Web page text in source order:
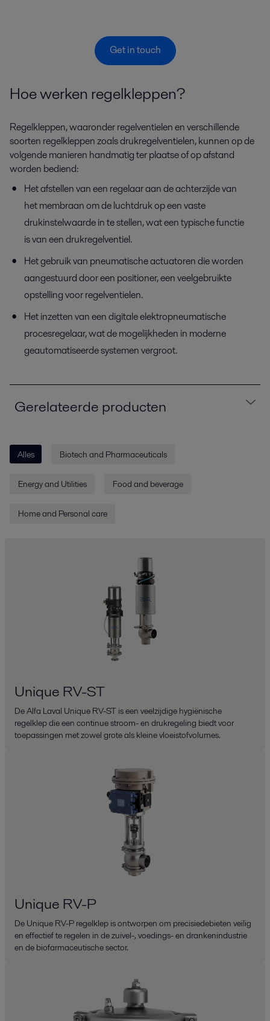
Get in touch
Hoe werken regelkleppen?
Regelkleppen, waaronder regelventielen en verschillende
soorten regelkleppen zoals drukregelventielen, kunnen op de
volgende manieren handmatig ter plaatse of op afstand
worden bediend:
Het afstellen van een regelaar aan de achterzijde van
het membraan om de luchtdruk op een vaste
drukinstelwaarde in te stellen, wat een typische functie
is van een drukregelventiel.
Het gebruik van pneumatische actuatoren die worden
aangestuurd door een positioner, een veelgebruikte
opstelling voor regelventielen.
Het inzetten van een digitale elektropneumatische
procesregelaar, wat de mogelijkheden in moderne
geautomatiseerde systemen vergroot.
Gerelateerde producten
Alles Biotech and Pharmaceuticals
Energy and Utilities Food and beverage
Home and Personal care
Unique RV-ST
De Alfa Laval Unique RV-ST is een veelzijdige hygiënische
regelklep die een continue stroom- en drukregeling biedt voor
toepassingen met zowel grote als kleine vloeistofvolumes.
Unique RV-P
De Unique RV-P regelklep is ontworpen om precisiedebieten veilig
en effectief te regelen in de zuivel-, voedings- en drankenindustrie
en de biofarmaceutische sector.